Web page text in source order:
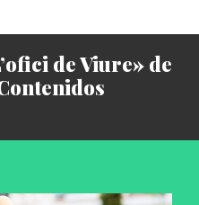
de Viure» de